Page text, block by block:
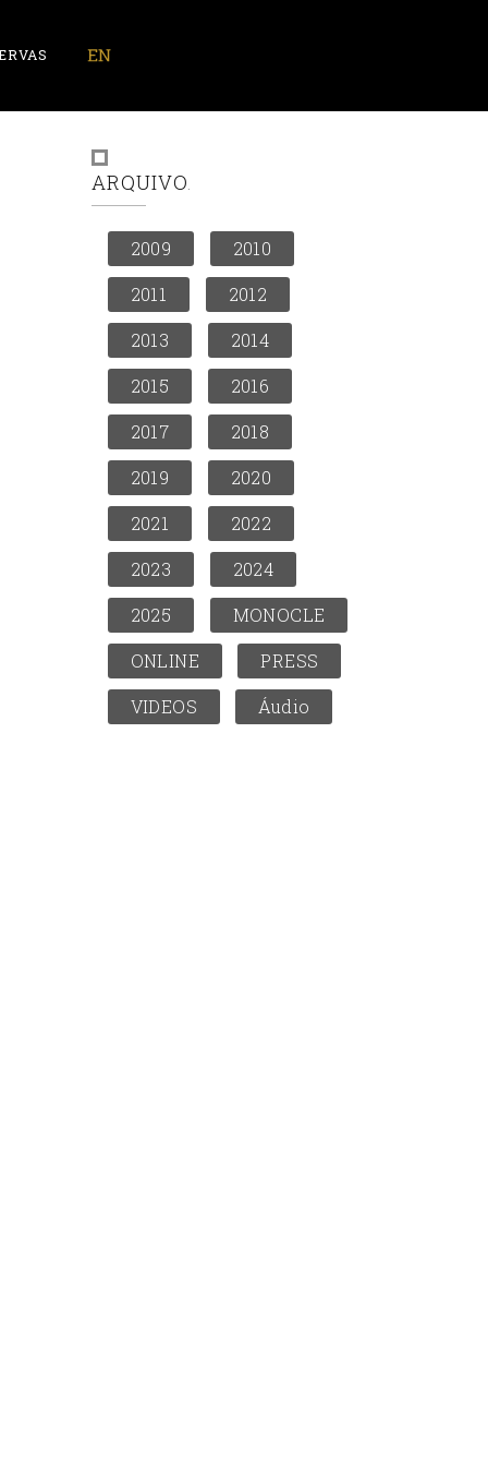
ARQUIVO
2009
2010
2011
2012
2013
2014
2015
2016
2017
2018
2019
2020
2021
2022
2023
2024
2025
MONOCLE
ONLINE
PRESS
VIDEOS
Áudio